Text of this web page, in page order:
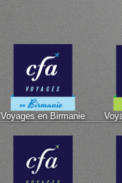
Voyages en Birmanie